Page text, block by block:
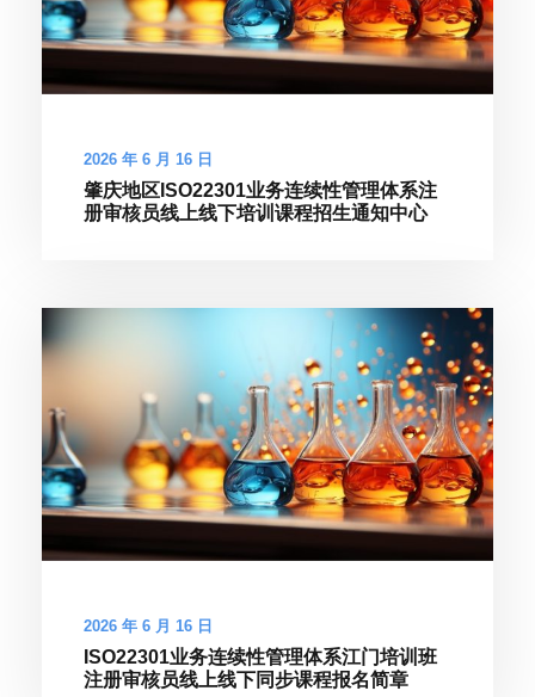
2026 年 6 月 16 日
肇庆地区ISO22301业务连续性管理体系注
册审核员线上线下培训课程招生通知中心
2026 年 6 月 16 日
ISO22301业务连续性管理体系江门培训班
注册审核员线上线下同步课程报名简章